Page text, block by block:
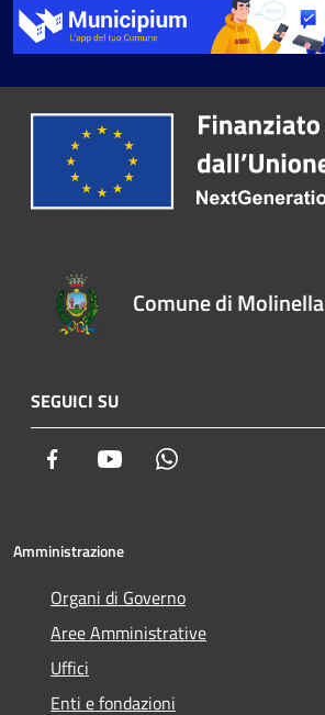
Comune di Molinella
SEGUICI SU
Facebook Youtube
Amministrazione
Organi di Governo
Aree Amministrative
Uffici
Enti e fondazioni